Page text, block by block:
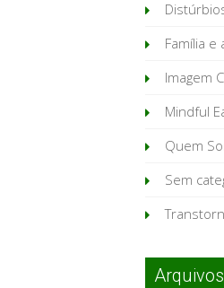
Família
Imagem
Mindful
Quem
Sem
Arquivos